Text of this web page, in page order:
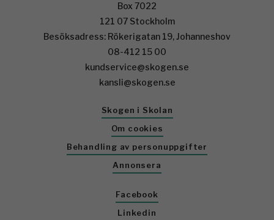
Box 7022
121 07 Stockholm
Besöksadress: Rökerigatan 19, Johanneshov
08-412 15 00
kundservice@skogen.se
kansli@skogen.se
Skogen i Skolan
Om cookies
Behandling av personuppgifter
Annonsera
Facebook
Linkedin